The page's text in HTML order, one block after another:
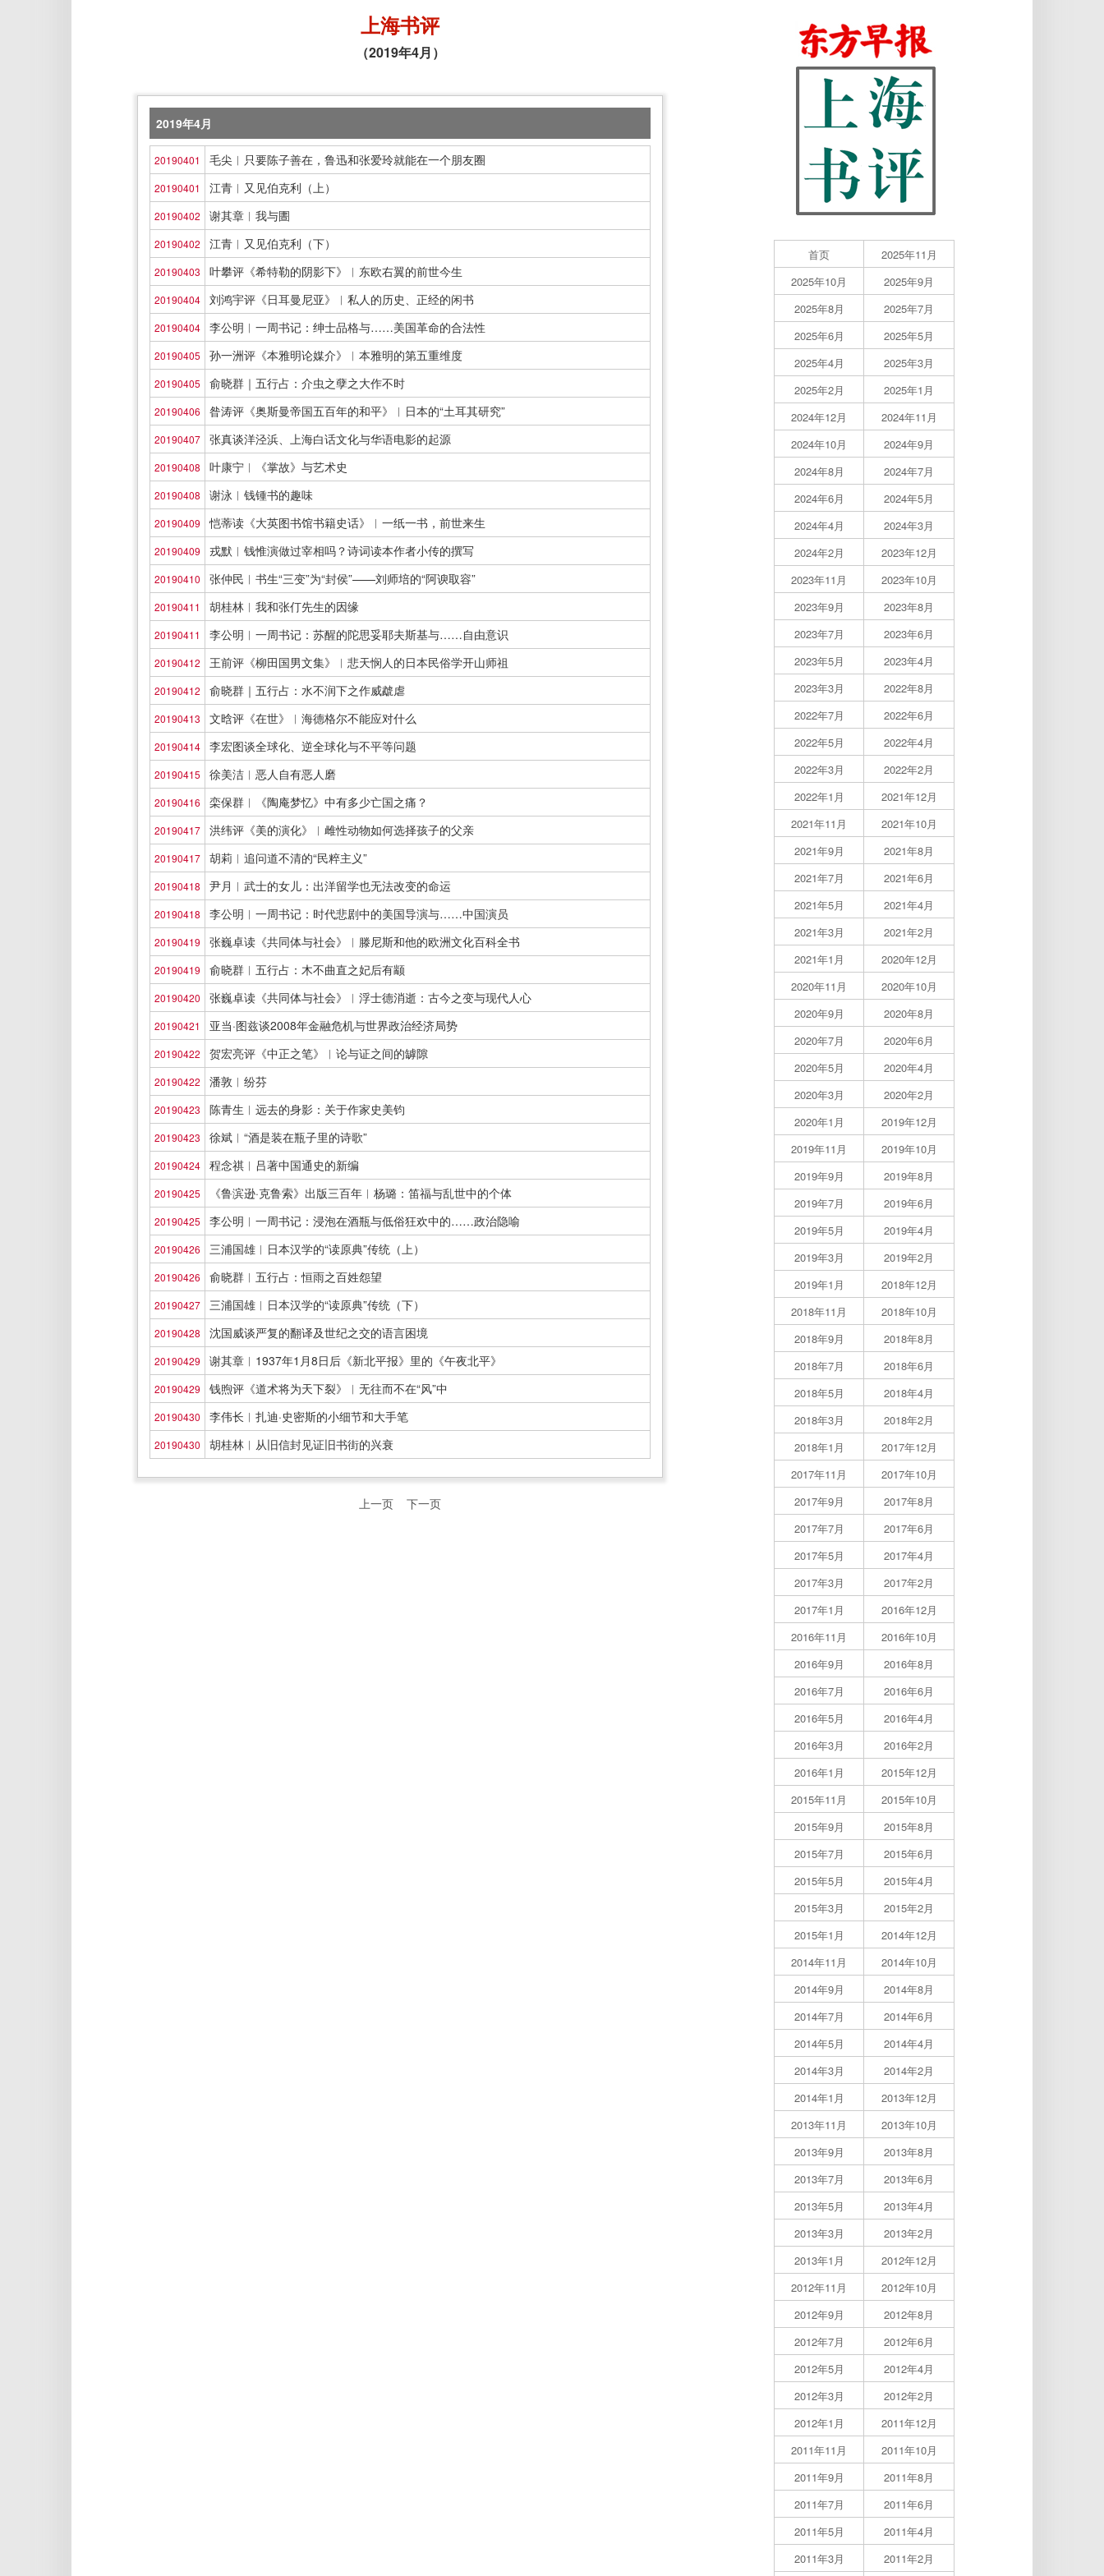
上海书评
（2019年4月）
2019年4月
20190401 毛尖︱只要陈子善在，鲁迅和张爱玲就能在一个朋友圈
20190401 江青︱又见伯克利（上）
20190402 谢其章︱我与圕
20190402 江青︱又见伯克利（下）
20190403 叶攀评《希特勒的阴影下》︱东欧右翼的前世今生
20190404 刘鸿宇评《日耳曼尼亚》︱私人的历史、正经的闲书
20190404 李公明︱一周书记：绅士品格与……美国革命的合法性
20190405 孙一洲评《本雅明论媒介》︱本雅明的第五重维度
20190405 俞晓群｜五行占：介虫之孽之大作不时
20190406 昝涛评《奥斯曼帝国五百年的和平》︱日本的“土耳其研究”
20190407 张真谈洋泾浜、上海白话文化与华语电影的起源
20190408 叶康宁︱《掌故》与艺术史
20190408 谢泳︱钱锺书的趣味
20190409 恺蒂读《大英图书馆书籍史话》︱一纸一书，前世来生
20190409 戎默︱钱惟演做过宰相吗？诗词读本作者小传的撰写
20190410 张仲民︱书生“三变”为“封侯”——刘师培的“阿谀取容”
20190411 胡桂林︱我和张仃先生的因缘
20190411 李公明︱一周书记：苏醒的陀思妥耶夫斯基与……自由意识
20190412 王前评《柳田国男文集》︱悲天悯人的日本民俗学开山师祖
20190412 俞晓群｜五行占：水不润下之作威虣虐
20190413 文晗评《在世》︱海德格尔不能应对什么
20190414 李宏图谈全球化、逆全球化与不平等问题
20190415 徐美洁︱恶人自有恶人磨
20190416 栾保群︱《陶庵梦忆》中有多少亡国之痛？
20190417 洪纬评《美的演化》︱雌性动物如何选择孩子的父亲
20190417 胡莉︱追问道不清的“民粹主义”
20190418 尹月︱武士的女儿：出洋留学也无法改变的命运
20190418 李公明︱一周书记：时代悲剧中的美国导演与……中国演员
20190419 张巍卓读《共同体与社会》︱滕尼斯和他的欧洲文化百科全书
20190419 俞晓群︱五行占：木不曲直之妃后有颛
20190420 张巍卓读《共同体与社会》︱浮士德消逝：古今之变与现代人心
20190421 亚当·图兹谈2008年金融危机与世界政治经济局势
20190422 贺宏亮评《中正之笔》︱论与证之间的罅隙
20190422 潘敦︱纷芬
20190423 陈青生︱远去的身影：关于作家史美钧
20190423 徐斌︱“酒是装在瓶子里的诗歌”
20190424 程念祺︱吕著中国通史的新编
20190425 《鲁滨逊·克鲁索》出版三百年︱杨璐：笛福与乱世中的个体
20190425 李公明︱一周书记：浸泡在酒瓶与低俗狂欢中的……政治隐喻
20190426 三浦国雄︱日本汉学的“读原典”传统（上）
20190426 俞晓群︱五行占：恒雨之百姓怨望
20190427 三浦国雄︱日本汉学的“读原典”传统（下）
20190428 沈国威谈严复的翻译及世纪之交的语言困境
20190429 谢其章︱1937年1月8日后《新北平报》里的《午夜北平》
20190429 钱煦评《道术将为天下裂》︱无往而不在“风”中
20190430 李伟长︱扎迪·史密斯的小细节和大手笔
20190430 胡桂林︱从旧信封见证旧书街的兴衰
上一页 下一页
首页
2025年11月
2025年10月
2025年9月
2025年8月
2025年7月
2025年6月
2025年5月
2025年4月
2025年3月
2025年2月
2025年1月
2024年12月
2024年11月
2024年10月
2024年9月
2024年8月
2024年7月
2024年6月
2024年5月
2024年4月
2024年3月
2024年2月
2023年12月
2023年11月
2023年10月
2023年9月
2023年8月
2023年7月
2023年6月
2023年5月
2023年4月
2023年3月
2022年8月
2022年7月
2022年6月
2022年5月
2022年4月
2022年3月
2022年2月
2022年1月
2021年12月
2021年11月
2021年10月
2021年9月
2021年8月
2021年7月
2021年6月
2021年5月
2021年4月
2021年3月
2021年2月
2021年1月
2020年12月
2020年11月
2020年10月
2020年9月
2020年8月
2020年7月
2020年6月
2020年5月
2020年4月
2020年3月
2020年2月
2020年1月
2019年12月
2019年11月
2019年10月
2019年9月
2019年8月
2019年7月
2019年6月
2019年5月
2019年4月
2019年3月
2019年2月
2019年1月
2018年12月
2018年11月
2018年10月
2018年9月
2018年8月
2018年7月
2018年6月
2018年5月
2018年4月
2018年3月
2018年2月
2018年1月
2017年12月
2017年11月
2017年10月
2017年9月
2017年8月
2017年7月
2017年6月
2017年5月
2017年4月
2017年3月
2017年2月
2017年1月
2016年12月
2016年11月
2016年10月
2016年9月
2016年8月
2016年7月
2016年6月
2016年5月
2016年4月
2016年3月
2016年2月
2016年1月
2015年12月
2015年11月
2015年10月
2015年9月
2015年8月
2015年7月
2015年6月
2015年5月
2015年4月
2015年3月
2015年2月
2015年1月
2014年12月
2014年11月
2014年10月
2014年9月
2014年8月
2014年7月
2014年6月
2014年5月
2014年4月
2014年3月
2014年2月
2014年1月
2013年12月
2013年11月
2013年10月
2013年9月
2013年8月
2013年7月
2013年6月
2013年5月
2013年4月
2013年3月
2013年2月
2013年1月
2012年12月
2012年11月
2012年10月
2012年9月
2012年8月
2012年7月
2012年6月
2012年5月
2012年4月
2012年3月
2012年2月
2012年1月
2011年12月
2011年11月
2011年10月
2011年9月
2011年8月
2011年7月
2011年6月
2011年5月
2011年4月
2011年3月
2011年2月